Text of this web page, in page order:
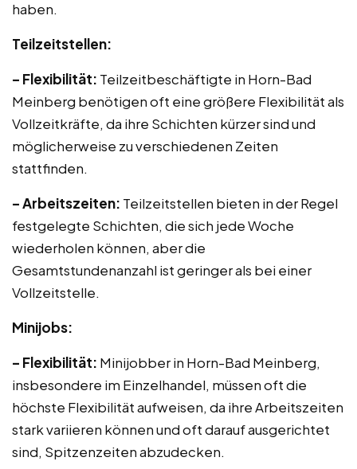
haben.
Teilzeitstellen:
– Flexibilität: Teilzeitbeschäftigte in Horn-Bad
Meinberg benötigen oft eine größere Flexibilität als
Vollzeitkräfte, da ihre Schichten kürzer sind und
möglicherweise zu verschiedenen Zeiten
stattfinden.
– Arbeitszeiten: Teilzeitstellen bieten in der Regel
festgelegte Schichten, die sich jede Woche
wiederholen können, aber die
Gesamtstundenanzahl ist geringer als bei einer
Vollzeitstelle.
Minijobs:
– Flexibilität: Minijobber in Horn-Bad Meinberg,
insbesondere im Einzelhandel, müssen oft die
höchste Flexibilität aufweisen, da ihre Arbeitszeiten
stark variieren können und oft darauf ausgerichtet
sind, Spitzenzeiten abzudecken.